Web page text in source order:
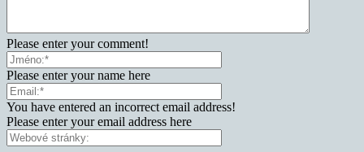
Please enter your comment!
Please enter your name here
You have entered an incorrect email address!
Please enter your email address here